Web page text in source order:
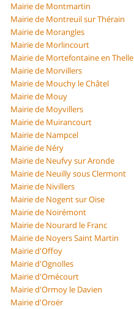
Mairie de Montmartin
Mairie de Montreuil sur Thérain
Mairie de Morangles
Mairie de Morlincourt
Mairie de Mortefontaine en Thelle
Mairie de Morvillers
Mairie de Mouchy le Châtel
Mairie de Mouy
Mairie de Moyvillers
Mairie de Muirancourt
Mairie de Nampcel
Mairie de Néry
Mairie de Neufvy sur Aronde
Mairie de Neuilly sous Clermont
Mairie de Nivillers
Mairie de Nogent sur Oise
Mairie de Noirémont
Mairie de Nourard le Franc
Mairie de Noyers Saint Martin
Mairie d'Offoy
Mairie d'Ognolles
Mairie d'Omécourt
Mairie d'Ormoy le Davien
Mairie d'Oroër